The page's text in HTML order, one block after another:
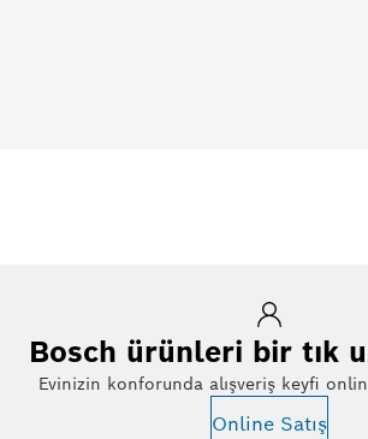
Bosch ürünleri bir tık
Evinizin konforunda alışveriş keyfi
Online Satış